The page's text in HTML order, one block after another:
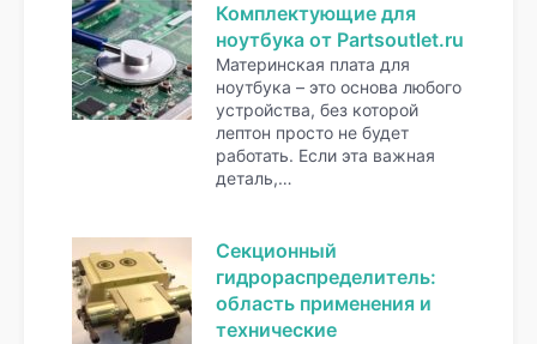
Комплектующие для
ноутбука от Partsoutlet.ru
Материнская плата для
ноутбука – это основа любого
устройства, без которой
лептон просто не будет
работать. Если эта важная
деталь,…
Секционный
гидрораспределитель:
область применения и
технические